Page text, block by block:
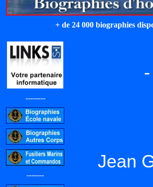
+ de 24 000 biographies
--------
-------
-
Jean